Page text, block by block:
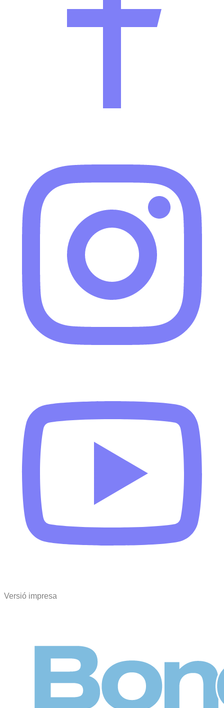
Versió impresa